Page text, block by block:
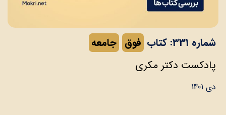
شماره 331: کتاب فوق جامعه
پادکست دکتر مکری
دی 1401